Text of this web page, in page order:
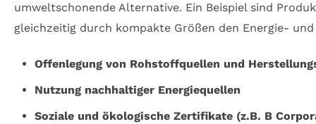
umweltschonende Alternative. Ein Beispiel sind
gleichzeitig durch kompakte Größen den Energie-
Offenlegung von Rohstoffquellen und
Nutzung nachhaltiger Energiequellen
Soziale und ökologische Zertifikate (z.B. B